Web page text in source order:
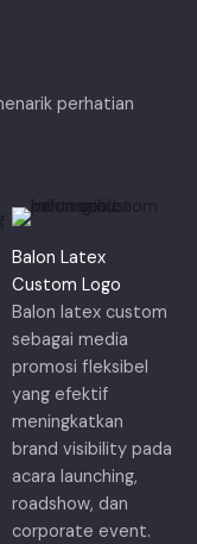
perhatian
Balon Latex
Custom Logo
Balon latex custom
sebagai media
promosi fleksibel
yang efektif
meningkatkan
brand visibility pada
acara launching,
roadshow, dan
corporate event.